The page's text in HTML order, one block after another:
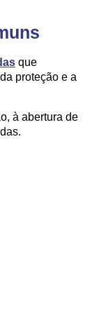
que
proteção e a
à abertura de